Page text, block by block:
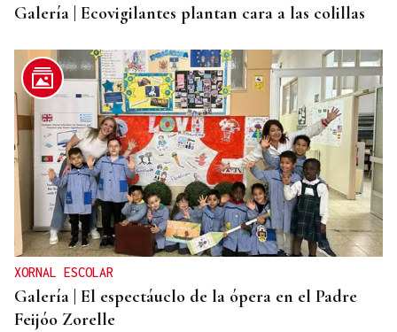
Galería | Ecovigilantes plantan cara a las colillas
XORNAL ESCOLAR
Galería | El espectáuclo de la ópera en el Padre
Feijóo Zorelle